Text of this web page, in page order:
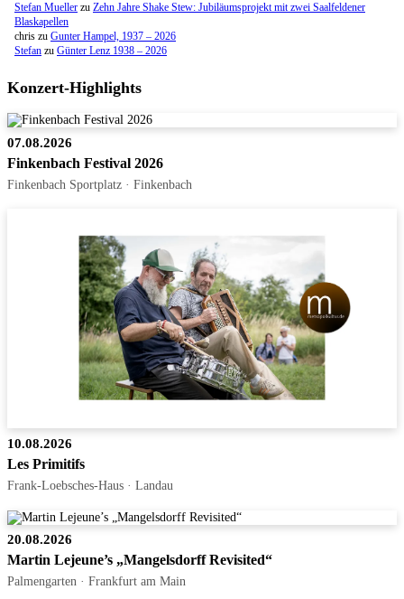
Stefan Mueller zu Zehn Jahre Shake Stew: Jubiläumsprojekt mit zwei Saalfeldener
Blaskapellen
chris zu Gunter Hampel, 1937 – 2026
Stefan zu Günter Lenz 1938 – 2026
Konzert-Highlights
07.08.2026
Finkenbach Festival 2026
Finkenbach Sportplatz · Finkenbach
10.08.2026
Les Primitifs
Frank-Loebsches-Haus · Landau
20.08.2026
Martin Lejeune’s „Mangelsdorff Revisited“
Palmengarten · Frankfurt am Main